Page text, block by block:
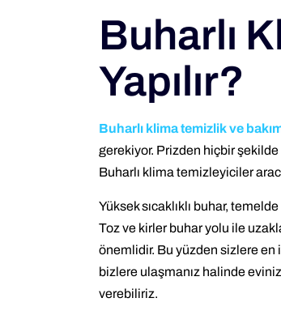
Buharlı
Yapılır?
Buharlı klima temizlik ve
gerekiyor. Prizden hiçbir şekilde
Buharlı klima temizleyiciler
Yüksek sıcaklıklı buhar,
Toz ve kirler buhar yolu ile
önemlidir. Bu yüzden sizlere en
bizlere ulaşmanız halinde
verebiliriz.